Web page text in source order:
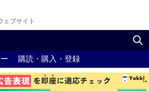
ェブサイト
購読・購入・登録